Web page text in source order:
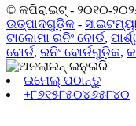
© କପିରାଇଟ୍ - ୨୦୧୦-
ଉତ୍ପାଦଗୁଡ଼ିକ -
ଟାକୋମା ରନିଂ ବୋର୍ଡ,
ବୋର୍ଡ, ରନିଂ ବୋର୍ଡଗୁଡ଼ିକ,
ଇମେଲ୍ ପଠାନ୍ତୁ
+୮୬୧୫୮୫୦୪୬୫୮୪୦